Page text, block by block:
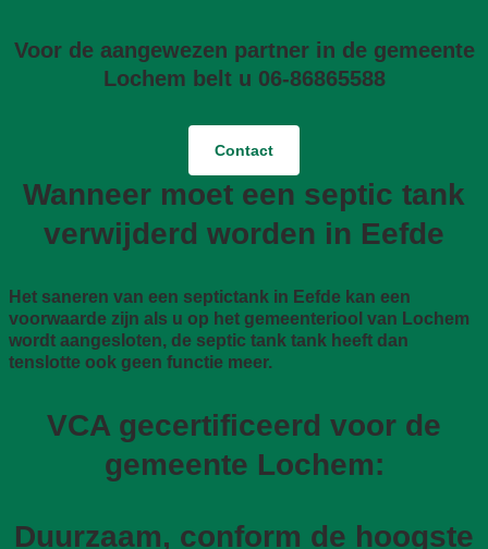
Voor de aangewezen partner in de gemeente
Lochem belt u 06-86865588
Contact
Wanneer moet een septic tank
verwijderd worden in Eefde
Het saneren van een septictank in Eefde kan een
voorwaarde zijn als u op het gemeenteriool van Lochem
wordt aangesloten, de septic tank tank heeft dan
tenslotte ook geen functie meer.
VCA gecertificeerd voor de
gemeente Lochem:
Duurzaam, conform de hoogste